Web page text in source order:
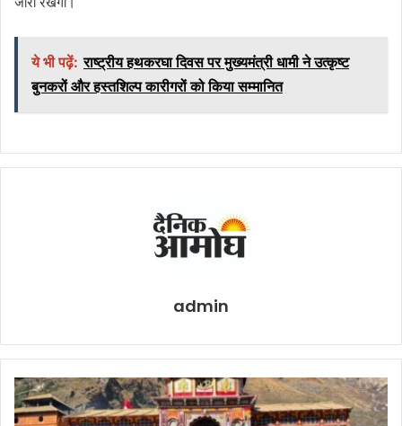
ये भी पढ़ें: राष्ट्रीय हथकरघा दिवस पर मुख्यमंत्री धामी ने उत्कृष्ट
बुनकरों और हस्तशिल्प कारीगरों को किया सम्मानित
admin